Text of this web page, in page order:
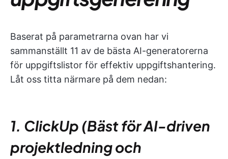
Baserat på parametrarna ovan har vi
sammanställt 11 av de bästa AI-generatorerna
för uppgiftslistor för effektiv uppgiftshantering.
Låt oss titta närmare på dem nedan:
1. ClickUp (Bäst för AI-driven
projektledning och